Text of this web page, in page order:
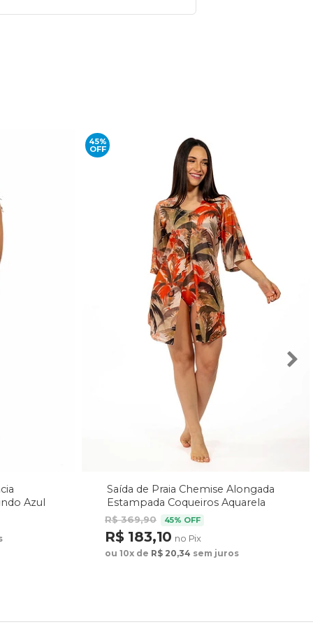
Azul
45%
OFF
Saída de Praia Chemise Alongada
Estampada Coqueiros Aquarela
R$ 369,90 45% OFF
R$ 183,10 no Pix
ou 10x de R$ 20,34 sem juros